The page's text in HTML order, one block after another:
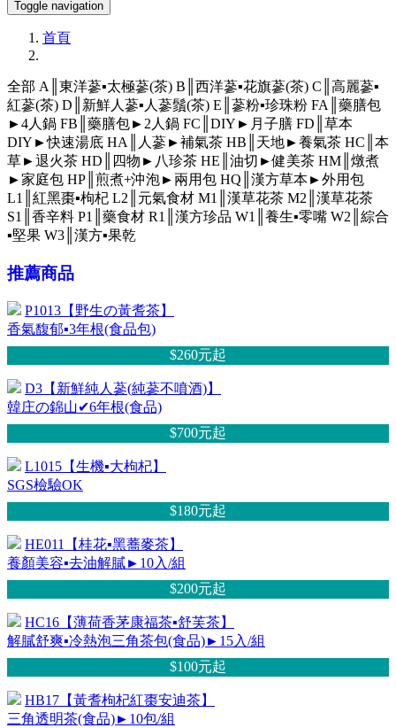
Toggle navigation
首頁
全部 A║東洋蔘▪太極蔘(茶) B║西洋蔘▪花旗蔘(茶) C║高麗蔘▪
紅蔘(茶) D║新鮮人蔘▪人蔘鬚(茶) E║蔘粉▪珍珠粉 FA║藥膳包
►4人鍋 FB║藥膳包►2人鍋 FC║DIY►月子膳 FD║草本
DIY►快速湯底 HA║人蔘►補氣茶 HB║天地►養氣茶 HC║本
草►退火茶 HD║四物►八珍茶 HE║油切►健美茶 HM║燉煮
►家庭包 HP║煎煮+沖泡►兩用包 HQ║漢方草本►外用包
L1║紅黑棗▪枸杞 L2║元氣食材 M1║漢草花茶 M2║漢草花茶
S1║香辛料 P1║藥食材 R1║漢方珍品 W1║養生▪零嘴 W2║綜合
▪堅果 W3║漢方▪果乾
推薦商品
P1013【野生の黃耆茶】
香氣馥郁▪3年根(食品包)
$260元起
D3【新鮮純人蔘(純蔘不噴酒)】
韓庄の錦山✔6年根(食品)
$700元起
L1015【生機▪大枸杞】
SGS檢驗OK
$180元起
HE011【桂花▪黑蕎麥茶】
養顏美容▪去油解膩►10入/組
$200元起
HC16【薄荷香茅康福茶▪舒芙茶】
解膩舒爽▪冷熱泡三角茶包(食品)►15入/組
$100元起
HB17【黃耆枸杞紅棗安迪茶】
三角透明茶(食品)►10包/組